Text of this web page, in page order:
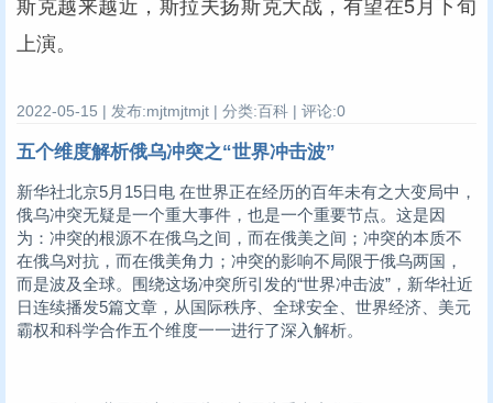
斯克越来越近，斯拉夫扬斯克大战，有望在5月下旬
上演。
2022-05-15 | 发布:mjtmjtmjt | 分类:百科 | 评论:0
五个维度解析俄乌冲突之“世界冲击波”
新华社北京5月15日电 在世界正在经历的百年未有之大变局中，
俄乌冲突无疑是一个重大事件，也是一个重要节点。这是因
为：冲突的根源不在俄乌之间，而在俄美之间；冲突的本质不
在俄乌对抗，而在俄美角力；冲突的影响不局限于俄乌两国，
而是波及全球。围绕这场冲突所引发的“世界冲击波”，新华社近
日连续播发5篇文章，从国际秩序、全球安全、世界经济、美元
霸权和科学合作五个维度一一进行了深入解析。